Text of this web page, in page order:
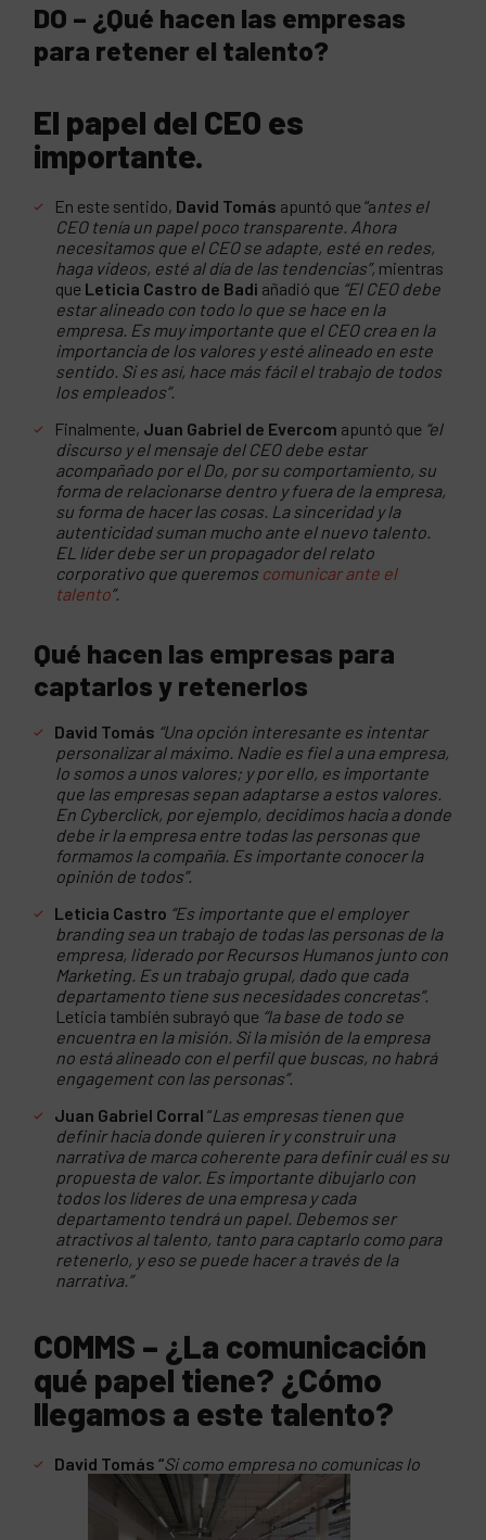
DO – ¿Qué hacen las empresas
para retener el talento?
El papel del CEO es
importante.
En este sentido, David Tomás apuntó que “antes el
CEO tenía un papel poco transparente. Ahora
necesitamos que el CEO se adapte, esté en redes,
haga videos, esté al día de las tendencias”, mientras
que Leticia Castro de Badi añadió que “El CEO debe
estar alineado con todo lo que se hace en la
empresa. Es muy importante que el CEO crea en la
importancia de los valores y esté alineado en este
sentido. Si es así, hace más fácil el trabajo de todos
los empleados”.
Finalmente, Juan Gabriel de Evercom apuntó que “el
discurso y el mensaje del CEO debe estar
acompañado por el Do, por su comportamiento, su
forma de relacionarse dentro y fuera de la empresa,
su forma de hacer las cosas. La sinceridad y la
autenticidad suman mucho ante el nuevo talento.
EL líder debe ser un propagador del relato
corporativo que queremos comunicar ante el
talento”.
Qué hacen las empresas para
captarlos y retenerlos
David Tomás “Una opción interesante es intentar
personalizar al máximo. Nadie es fiel a una empresa,
lo somos a unos valores; y por ello, es importante
que las empresas sepan adaptarse a estos valores.
En Cyberclick, por ejemplo, decidimos hacia a donde
debe ir la empresa entre todas las personas que
formamos la compañía. Es importante conocer la
opinión de todos”.
Leticia Castro “Es importante que el employer
branding sea un trabajo de todas las personas de la
empresa, liderado por Recursos Humanos junto con
Marketing. Es un trabajo grupal, dado que cada
departamento tiene sus necesidades concretas”.
Leticia también subrayó que “la base de todo se
encuentra en la misión. Si la misión de la empresa
no está alineado con el perfil que buscas, no habrá
engagement con las personas”.
Juan Gabriel Corral “Las empresas tienen que
definir hacia donde quieren ir y construir una
narrativa de marca coherente para definir cuál es su
propuesta de valor. Es importante dibujarlo con
todos los líderes de una empresa y cada
departamento tendrá un papel. Debemos ser
atractivos al talento, tanto para captarlo como para
retenerlo, y eso se puede hacer a través de la
narrativa.”
COMMS – ¿La comunicación
qué papel tiene? ¿Cómo
llegamos a este talento?
David Tomás “Si como empresa no comunicas lo